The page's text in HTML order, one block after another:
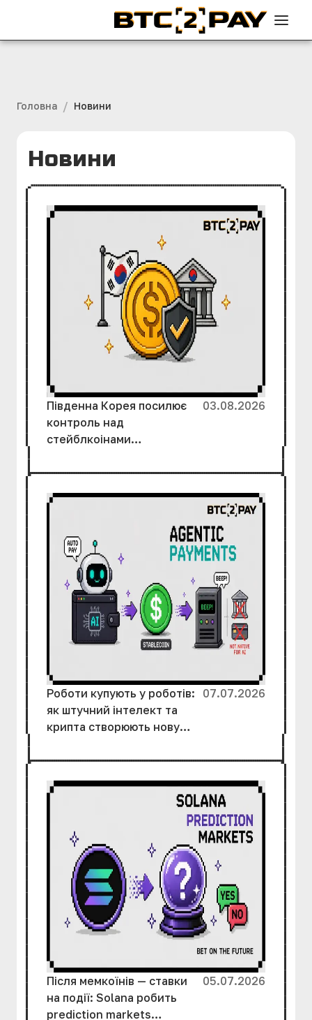
Головна / Новини
Новини
Південна Корея посилює
контроль над
стейблкоінами
нового закону про
криптовалюти
03.08.2026
Роботи купують у роботів:
як штучний інтелект та
крипта створюють нову
людей
07.07.2026
Після мемкоїнів — ставки
на події: Solana робить
prediction markets
05.07.2026